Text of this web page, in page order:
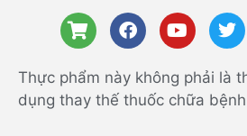
Thực phẩm này không phải là
dụng thay thế thuốc chữa